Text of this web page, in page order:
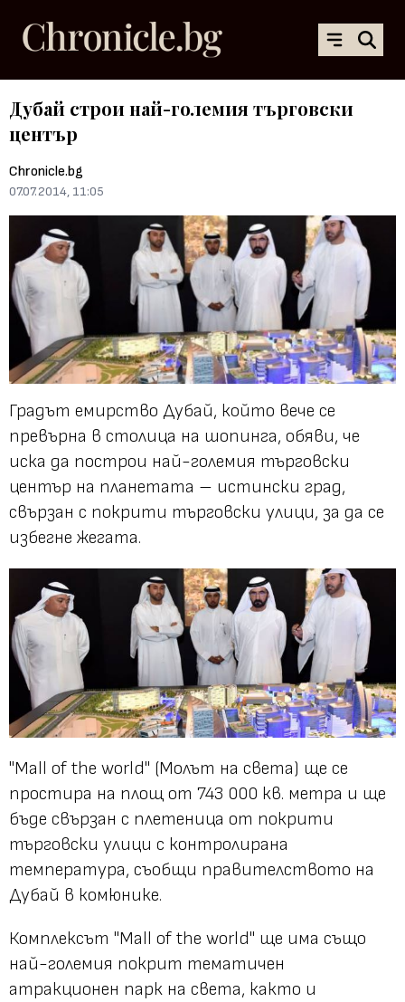
Дубай строи най-големия търговски
център
Chronicle.bg
07.07.2014, 11:05
Градът емирство Дубай, който вече се
превърна в столица на шопинга, обяви, че
иска да построи най-големия търговски
център на планетата – истински град,
свързан с покрити търговски улици, за да се
избегне жегата.
"Mall of the world" (Молът на света) ще се
простира на площ от 743 000 кв. метра и ще
бъде свързан с плетеница от покрити
търговски улици с контролирана
температура, съобщи правителството на
Дубай в комюнике.
Комплексът "Mall of the world" ще има също
най-големия покрит тематичен
атракционен парк на света, както и